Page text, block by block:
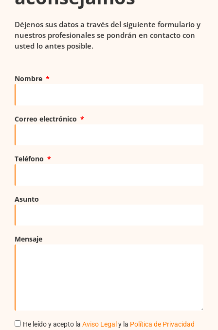
Déjenos sus datos a través del siguiente formulario y
nuestros profesionales se pondrán en contacto con
usted lo antes posible.
Nombre
Correo electrónico
Teléfono
Asunto
Mensaje
He leído y acepto la Aviso Legal y la Política de Privacidad